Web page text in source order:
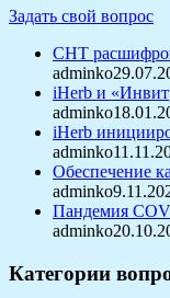
Задать свой вопрос
СНТ
iHerb и
iHerb
Обеспечение
Пандемия
Категории